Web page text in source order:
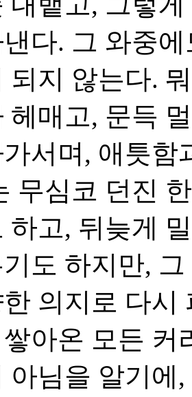
다. 그 와중
되지 않는다.
헤매고, 문득
서며, 애틋함
무심코 던진
하고, 뒤늦게
도 하지만,
의지로 다시
아온 모든 커
아님을 알기에